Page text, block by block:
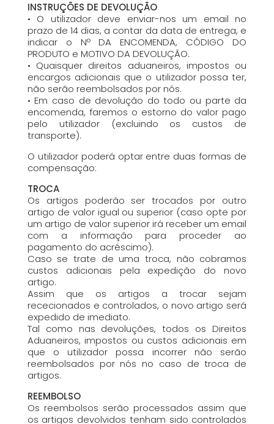
INSTRUÇÕES DE DEVOLUÇÃO
• O utilizador deve enviar-nos um email no
prazo de 14 dias, a contar da data de entrega, e
indicar o Nº DA ENCOMENDA, CÓDIGO DO
PRODUTO e MOTIVO DA DEVOLUÇÃO.
• Quaisquer direitos aduaneiros, impostos ou
encargos adicionais que o utilizador possa ter,
não serão reembolsados por nós.
• Em caso de devolução do todo ou parte da
encomenda, faremos o estorno do valor pago
pelo utilizador (excluindo os custos de
transporte).
O utilizador poderá optar entre duas formas de
compensação:
TROCA
Os artigos poderão ser trocados por outro
artigo de valor igual ou superior (caso opte por
um artigo de valor superior irá receber um email
com a informação para proceder ao
pagamento do acréscimo).
Caso se trate de uma troca, não cobramos
custos adicionais pela expedição do novo
artigo.
Assim que os artigos a trocar sejam
rececionados e controlados, o novo artigo será
expedido de imediato.
Tal como nas devoluções, todos os Direitos
Aduaneiros, impostos ou custos adicionais em
que o utilizador possa incorrer não serão
reembolsados por nós no caso de troca de
artigos.
REEMBOLSO
Os reembolsos serão processados assim que
os artigos devolvidos tenham sido controlados